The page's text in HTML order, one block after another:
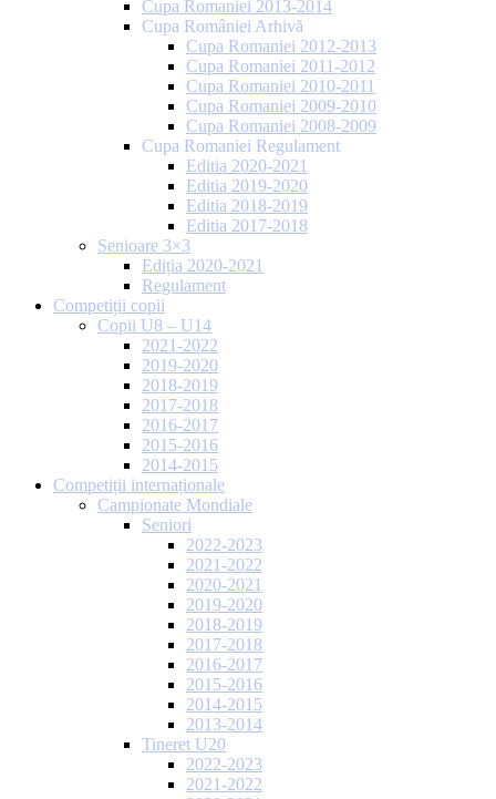
Cupa Romaniei 2013-2014
Cupa României Arhivă
Cupa Romaniei 2012-2013
Cupa Romaniei 2011-2012
Cupa Romaniei 2010-2011
Cupa Romaniei 2009-2010
Cupa Romaniei 2008-2009
Cupa Romaniei Regulament
Editia 2020-2021
Editia 2019-2020
Editia 2018-2019
Editia 2017-2018
Senioare 3×3
Ediția 2020-2021
Regulament
Competiții copii
Copii U8 – U14
2021-2022
2019-2020
2018-2019
2017-2018
2016-2017
2015-2016
2014-2015
Competiții internaționale
Campionate Mondiale
Seniori
2022-2023
2021-2022
2020-2021
2019-2020
2018-2019
2017-2018
2016-2017
2015-2016
2014-2015
2013-2014
Tineret U20
2022-2023
2021-2022